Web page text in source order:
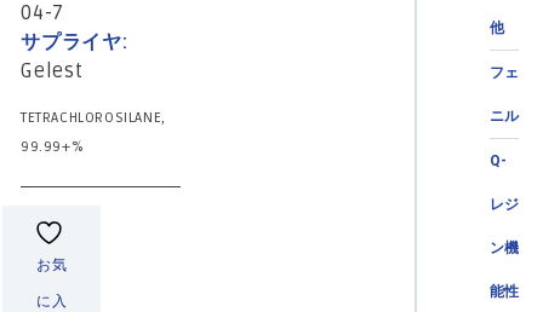
他
フェ
ニル
Q-
レジ
ン機
能性
04-7
サプライヤ:
Gelest
TETRACHLOROSILANE,
99.99+%
お気
に入